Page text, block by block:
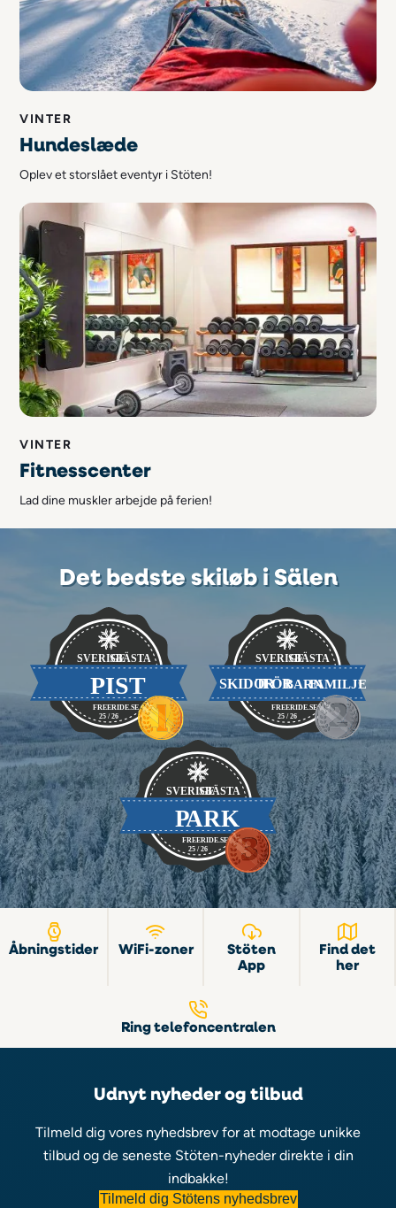
VINTER
Hundeslæde
Oplev et storslået eventyr i Stöten!
VINTER
Fitnesscenter
Lad dine muskler arbejde på ferien!
Det bedste skiløb i Sälen
Åbningstider WiFi-zoner
Stöten
App
Find det
her
Ring telefoncentralen
Udnyt nyheder og tilbud
Tilmeld dig vores nyhedsbrev for at modtage unikke
tilbud og de seneste Stöten-nyheder direkte i din
indbakke!
Tilmeld dig Stötens nyhedsbrev